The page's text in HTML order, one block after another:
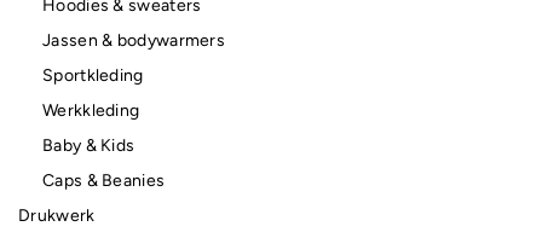
Hoodies & sweaters
Jassen & bodywarmers
Sportkleding
Werkkleding
Baby & Kids
Caps & Beanies
Drukwerk